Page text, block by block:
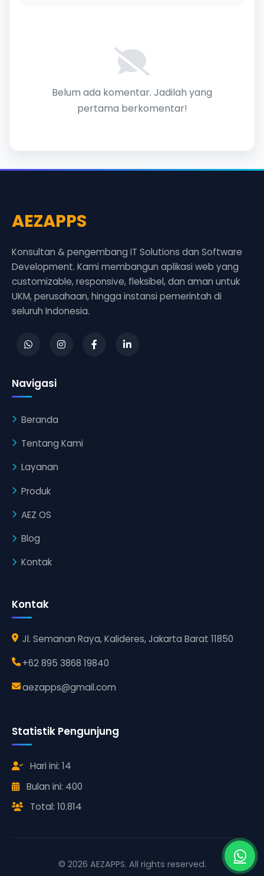
Belum ada komentar. Jadilah yang
pertama berkomentar!
AEZAPPS
Konsultan & pengembang IT Solutions dan Software
Development. Kami membangun aplikasi web yang
customizable, responsive, fleksibel, dan aman untuk
UKM, perusahaan, hingga instansi pemerintah di
seluruh Indonesia.
Navigasi
Beranda
Tentang Kami
Layanan
Produk
AEZ OS
Blog
Kontak
Kontak
Jl. Semanan Raya, Kalideres, Jakarta Barat 11850
+62 895 3868 19840
aezapps@gmail.com
Statistik Pengunjung
Hari ini: 14
Bulan ini: 400
Total: 10.814
© 2026 AEZAPPS. All rights reserved.